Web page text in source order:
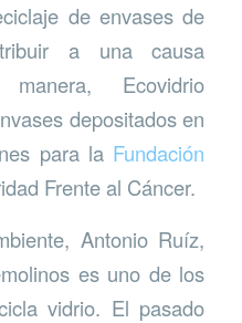
de envases de
a una causa
Ecovidrio
depositados en
para la Fundación
Frente al Cáncer.
Antonio Ruíz,
es uno de los
vidrio. El pasado